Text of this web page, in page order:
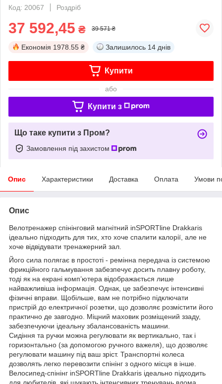
Код: 20067
Роздріб
37 592,45 ₴ 39 571 ₴
Економія 1978.55 ₴ Залишилось 14 днів
Купити
або
Купити з
Що таке купити з Пром?
Замовлення під захистом
Опис Характеристики Доставка Оплата Умови
Опис
Велотренажер спінінговий магнітний inSPORTline Drakkaris
ідеально підходить для тих, хто хоче спалити калорії, але не
хоче відвідувати тренажерний зал.
Його сила полягає в простоті - ремінна передача із системою
фрикційного гальмування забезпечує досить плавну роботу,
тоді як на екрані комп’ютера відображається лише
найважливіша інформація. Однак, це забезпечує інтенсивні
фізичні вправи. Щобільше, вам не потрібно підключати
пристрій до електричної розетки, що дозволяє розмістити його
практично де завгодно. Міцний маховик розміщений ззаду,
забезпечуючи ідеальну збалансованість машини.
Сидіння та ручки можна регулювати як вертикально, так і
горизонтально (за допомогою ручного важеля), що дозволяє
регулювати машину під ваш зріст. Транспортні колеса
дозволять легко перевозити спінінг з одного місця в інше.
Велосипед-спінінг inSPORTline Drakkaris ідеально підходить
для любителів, які шукають інтенсивних тренувань вдома.